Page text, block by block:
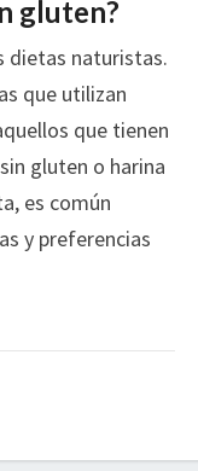
gluten?
dietas naturistas.
que utilizan
que tienen
gluten o harina
es común
y preferencias